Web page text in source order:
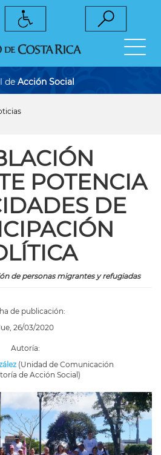
de Acción Social
POTENCIA
DE
de personas migrantes y refugiadas
de publicación:
26/03/2020
Autoría:
(Unidad de Comunicación
de Acción Social)